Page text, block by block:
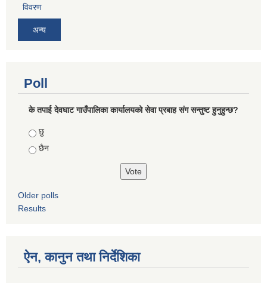
विवरण
अन्य
Poll
के तपाई देवघाट गाउँपालिका कार्यालयको सेवा प्रबाह संग सन्तुष्ट हुनुहुन्छ?
Choices
छु
छैन
Older polls
Results
ऐन, कानुन तथा निर्देशिका